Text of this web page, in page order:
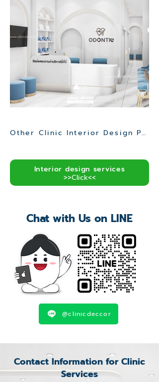
Other Clinic Interior Design Project>>
Interior design services
>>Click<<
Chat with Us on LINE
@clinicdeccor
Contact Information for Clinic
Services